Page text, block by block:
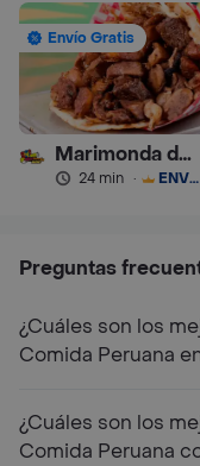
Envío Gratis
Marimonda del Mono
24 min · ENVÍO GRATIS
Preguntas
¿Cuáles son los
Comida Peruana
¿Cuáles son los
Comida Peruana